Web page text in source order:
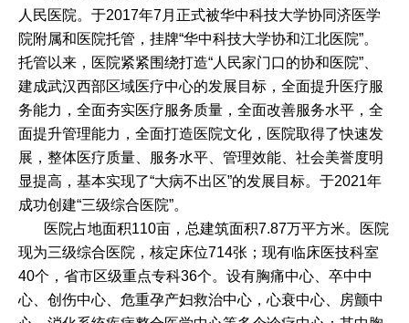
人民医院。于2017年7月正式被华中科技大学协同济医学
院附属和医院托管，挂牌“华中科技大学协和江北医院”。
托管以来，医院紧紧围绕打造“人民家门口的协和医院”、
建成武汉西部区域医疗中心的发展目标，全面提升医疗服
务能力，全面夯实医疗服务质量，全面改善服务水平，全
面提升管理能力，全面打造医院文化，医院取得了快速发
展，整体医疗质量、服务水平、管理效能、社会美誉度明
显提高，基本实现了“大病不出区”的发展目标。于2021年
成功创建“三级综合医院”。
医院占地面积110亩，总建筑面积7.87万平方米。医院
现为三级综合医院，核定床位714张；现有临床医技科室
40个，省市区级重点专科36个。设有胸痛中心、卒中中
心、创伤中心、危重孕产妇救治中心，心衰中心、房颤中